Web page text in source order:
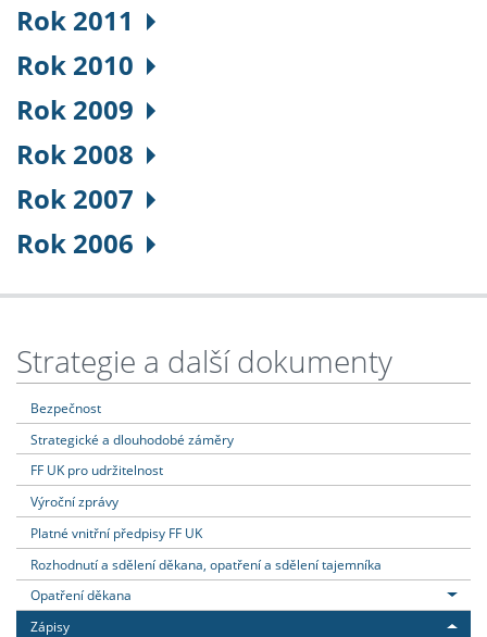
Rok 2011
Rok 2010
Rok 2009
Rok 2008
Rok 2007
Rok 2006
Strategie a další dokumenty
Bezpečnost
Strategické a dlouhodobé záměry
FF UK pro udržitelnost
Výroční zprávy
Platné vnitřní předpisy FF UK
Rozhodnutí a sdělení děkana, opatření a sdělení tajemníka
Opatření děkana
Zápisy